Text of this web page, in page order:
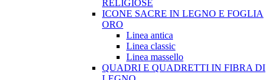
RELIGIOSE
ICONE SACRE IN LEGNO E FOGLIA
ORO
Linea antica
Linea classic
Linea massello
QUADRI E QUADRETTI IN FIBRA DI